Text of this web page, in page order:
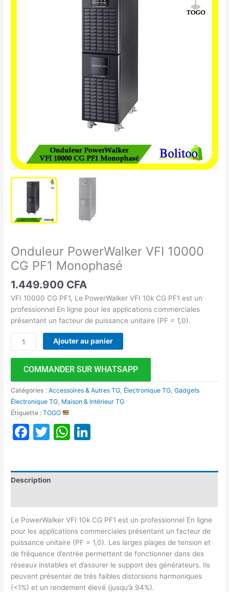
Onduleur PowerWalker VFI 10000
CG PF1 Monophasé
1.449.900 CFA
VFI 10000 CG PF1, Le PowerWalker VFI 10k CG PF1 est un
professionnel En ligne pour les applications commerciales
présentant un facteur de puissance unitaire (PF = 1,0).
Ajouter au panier
COMMANDER SUR WHATSAPP
Catégories :Accessoires & Autres TG, Électronique TG,Gadgets
Électronique TG, Maison & Intérieur TG
Étiquette :TOGO
Facebook
TwitterWhatsApp
Description
Le PowerWalker VFI 10k CG PF1 est un professionnel En ligne
pour les applications commerciales présentant un facteur de
puissance unitaire (PF = 1,0). Les larges plages de tension et
de fréquence d’entrée permettent de fonctionner dans des
réseaux instables et d’assurer le support des générateurs. Ils
peuvent présenter de très faibles distorsions harmoniques
(<1%) et un rendement élevé (jusqu’à 94%).